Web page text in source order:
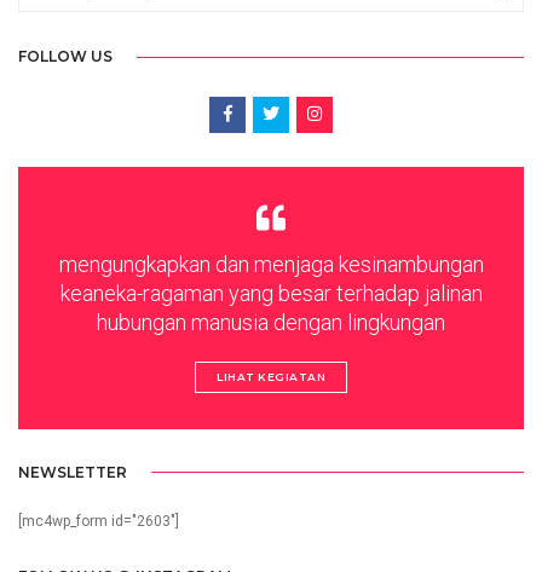
FOLLOW US
mengungkapkan dan menjaga kesinambungan
keaneka-ragaman yang besar terhadap jalinan
hubungan manusia dengan lingkungan
LIHAT KEGIATAN
NEWSLETTER
[mc4wp_form id="2603"]